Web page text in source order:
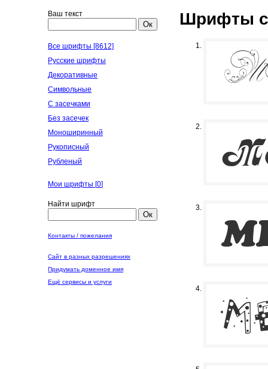
Ваш текст
Ок
Все шрифты [8612]
Русские шрифты
Декоративные
Символьные
С засечками
Без засечек
Моноширинный
Рукописный
Рубленый
Мои шрифты [0]
Найти шрифт
Ок
Контакты / пожелания
Сайт в разных разрешениях
Придумать доменное имя
Ещё сервисы и услуги
Шрифты